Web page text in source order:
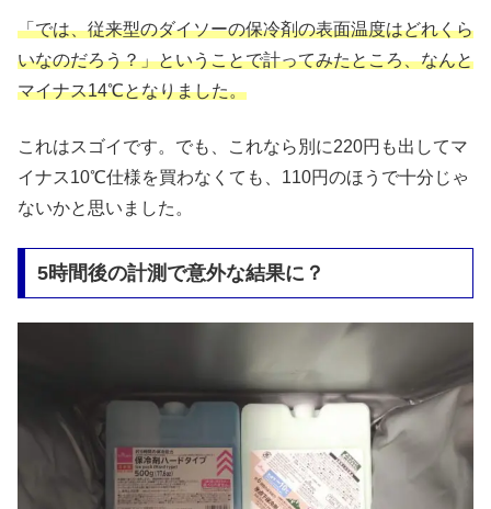
「では、従来型のダイソーの保冷剤の表面温度はどれくら
いなのだろう？」ということで計ってみたところ、なんと
マイナス14℃となりました。
これはスゴイです。でも、これなら別に220円も出してマ
イナス10℃仕様を買わなくても、110円のほうで十分じゃ
ないかと思いました。
5時間後の計測で意外な結果に？